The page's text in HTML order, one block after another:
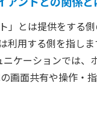
」とは提供をする
利用する側を指しま
ケーションでは、
画面共有や操作・